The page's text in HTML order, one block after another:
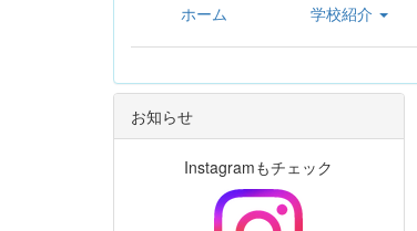
ホーム 学校紹介
お知らせ
Instagramもチェック